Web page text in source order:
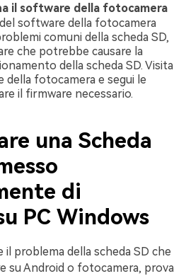
il software della fotocamera
software della fotocamera
comuni della scheda SD,
che potrebbe causare la
della scheda SD. Visita
fotocamera e segui le
il firmware necessario.
una Scheda
di
PC Windows
il problema della scheda SD che
su Android o fotocamera, prova